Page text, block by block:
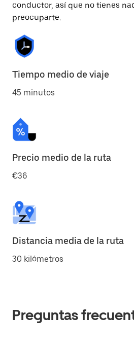
conductor, así que no tienes
preocuparte.
Tiempo medio de viaje
45 minutos
Precio medio de la ruta
€36
Distancia media de la ruta
30 kilómetros
Preguntas